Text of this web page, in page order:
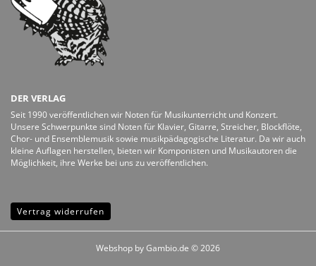
DER VERLAG
Seit 1990 veröffentlichen wir Noten für Musikunterricht und Konzert.
Unsere Schwerpunkte sind Noten für Klavier, Gitarre, Streicher, Blockflöte,
Chor- und Ensemblemusik sowie musikpädagogische Literatur. Da wir auch
kleine Auflagen herstellen, bieten wir Komponisten und Musikautoren die
Möglichkeit, ihre Werke bei uns zu veröffentlichen.
Vertrag widerrufen
Webshop by Gambio.de © 2026